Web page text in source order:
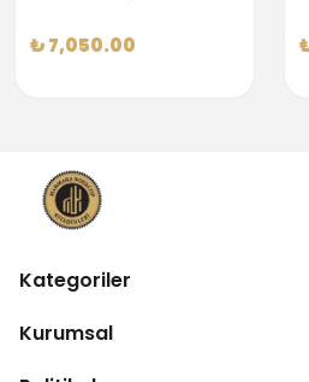
₺ 7,050.00
Kategoriler
Kurumsal